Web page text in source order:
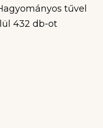
tűvel
432 db-ot